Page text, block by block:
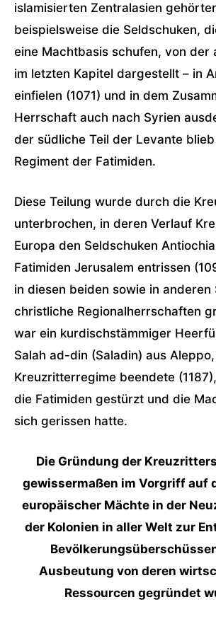
islamisierten Zentralasien
beispielsweise die Seldschuken,
eine Machtbasis schufen, von der
im letzten Kapitel dargestellt – in
einfielen (1071) und in dem
Herrschaft auch nach Syrien
der südliche Teil der Levante
Regiment der Fatimiden.
Diese Teilung wurde durch die
unterbrochen, in deren Verlauf
Europa den Seldschuken
Fatimiden Jerusalem entrissen
in diesen beiden sowie in anderen
christliche Regionalherrschaften
war ein kurdischstämmiger
Salah ad-din (Saladin) aus
Kreuzritterregime beendete
die Fatimiden gestürzt und die
sich gerissen hatte.
Die Gründung der
gewissermaßen im Vorgriff auf
europäischer Mächte in der
der Kolonien in aller Welt zur
Ausbeutung von deren
Ressourcen gegründet